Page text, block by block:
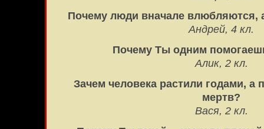
Почему люди вначале влюбляются,
Андрей, 4 кл.
Почему Ты одним
Алик, 2 кл.
Зачем человека растили годами, а
мертв?
Вася, 2 кл.